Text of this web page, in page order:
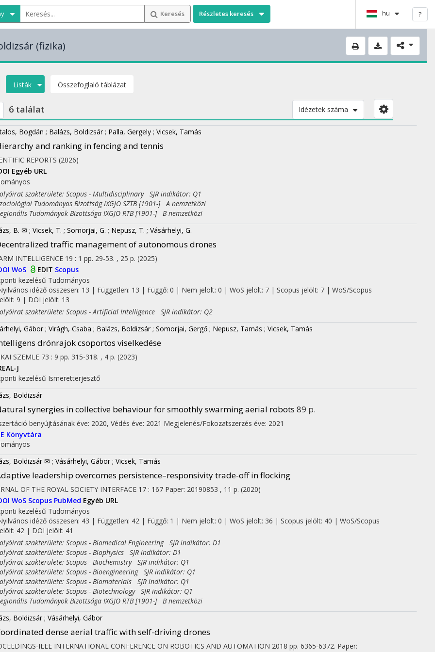
Keresés Részletes keresés hu ?
(fizika)
Listák Összefoglaló táblázat
6 találat Idézetek száma
Bogdán ; Balázs, Boldizsár ; Palla, Gergely ; Vicsek, Tamás
and ranking in fencing and tennis
REPORTS (2026)
Egyéb URL
szakterülete: Scopus - Multidisciplinary SJR indikátor: Q1
Tudományos Bizottság IXGJO SZTB [1901-] A nemzetközi
Tudományok Bizottsága IXGJO RTB [1901-] B nemzetközi
B. ✉ ; Vicsek, T. ; Somorjai, G. ; Nepusz, T. ; Vásárhelyi, G.
traffic management of autonomous drones
INTELLIGENCE 19 : 1 pp. 29-53. , 25 p. (2025)
WoS EDIT Scopus
kezelésű Tudományos
idéző összesen: 13 | Független: 13 | Függő: 0 | Nem jelölt: 0 | WoS jelölt: 7 | Scopus jelölt: 7 | WoS/Scopus
9 | DOI jelölt: 13
szakterülete: Scopus - Artificial Intelligence SJR indikátor: Q2
Gábor ; Virágh, Csaba ; Balázs, Boldizsár ; Somorjai, Gergő ; Nepusz, Tamás ; Vicsek, Tamás
drónrajok csoportos viselkedése
SZEMLE 73 : 9 pp. 315-318. , 4 p. (2023)
J
kezelésű Ismeretterjesztő
Boldizsár
synergies in collective behaviour for smoothly swarming aerial robots 89 p.
benyújtásának éve: 2020, Védés éve: 2021 Megjelenés/Fokozatszerzés éve: 2021
Könyvtára
Boldizsár ✉ ; Vásárhelyi, Gábor ; Vicsek, Tamás
leadership overcomes persistence–responsivity trade-off in flocking
OF THE ROYAL SOCIETY INTERFACE 17 : 167 Paper: 20190853 , 11 p. (2020)
WoS Scopus PubMed Egyéb URL
kezelésű Tudományos
idéző összesen: 43 | Független: 42 | Függő: 1 | Nem jelölt: 0 | WoS jelölt: 36 | Scopus jelölt: 40 | WoS/Scopus
42 | DOI jelölt: 41
szakterülete: Scopus - Biomedical Engineering SJR indikátor: D1
szakterülete: Scopus - Biophysics SJR indikátor: D1
szakterülete: Scopus - Biochemistry SJR indikátor: Q1
szakterülete: Scopus - Bioengineering SJR indikátor: Q1
szakterülete: Scopus - Biomaterials SJR indikátor: Q1
szakterülete: Scopus - Biotechnology SJR indikátor: Q1
Tudományok Bizottsága IXGJO RTB [1901-] B nemzetközi
Boldizsár ; Vásárhelyi, Gábor
dense aerial traffic with self-driving drones
IEEE INTERNATIONAL CONFERENCE ON ROBOTICS AND AUTOMATION 2018 pp. 6365-6372. Paper: